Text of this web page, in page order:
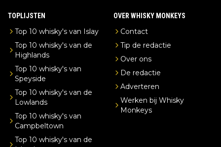
TOPLIJSTEN
Top 10 whisky's van Islay
Top 10 whisky's van de
Highlands
Top 10 whisky's van
Speyside
Top 10 whisky's van de
Lowlands
Top 10 whisky's van
Campbeltown
Top 10 whisky's van de
OVER WHISKY MONKEYS
Contact
Tip de redactie
Over ons
De redactie
Adverteren
Werken bij Whisky
Monkeys